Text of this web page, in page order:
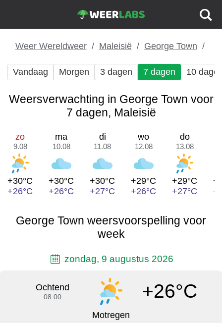
Weer Wereldweer Maleisië George Town
Vandaag Morgen 3 dagen 7 dagen 10
Weersverwachting in George Town voor
7 dagen, Maleisië
zo
9.08
+30°C
+26°C
ma
10.08
+30°C
+26°C
di
11.08
+30°C
+27°C
wo
12.08
+29°C
+26°C
do
13.08
+29°C
+27°C
George Town weersvoorspelling voor
week
zondag, 9 augustus 2026
Ochtend
08:00 +26°C
Motregen